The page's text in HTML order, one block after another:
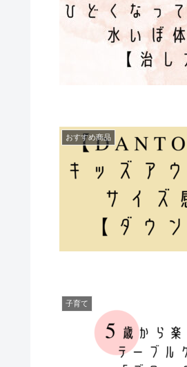
おすすめ商品
子育て